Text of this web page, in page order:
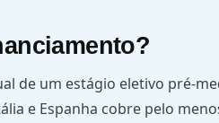
de um estágio eletivo pré-
e Espanha cobre pelo